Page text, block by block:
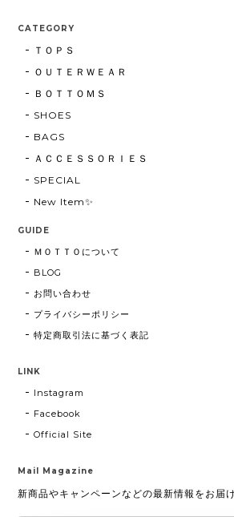
CATEGORY
ＴＯＰＳ
ＯＵＴＥＲＷＥＡＲ
ＢＯＴＴＯＭＳ
SHOES
BAGS
ＡＣＣＥＳＳＯＲＩＥＳ
SPECIAL
New Item✨
GUIDE
ＭＯＴＴＯについて
BLOG
お問い合わせ
プライバシーポリシー
特定商取引法に基づく表記
LINK
Instagram
Facebook
Official Site
Mail Magazine
新商品やキャンペーンなどの最新情報をお届